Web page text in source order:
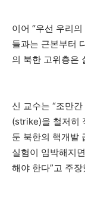
이어 “우선 우리
들과는 근본부터
의 북한 고위층은
신 교수는 “조만
(strike)을 철저히
둔 북한의 핵개발
실험이 임박해지
해야 한다”고 주장